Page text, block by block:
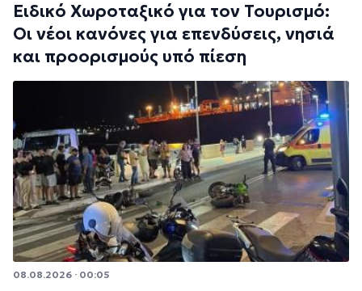
Ειδικό Χωροταξικό για τον Τουρισμό:
Οι νέοι κανόνες για επενδύσεις, νησιά
και προορισμούς υπό πίεση
08.08.2026 · 00:05